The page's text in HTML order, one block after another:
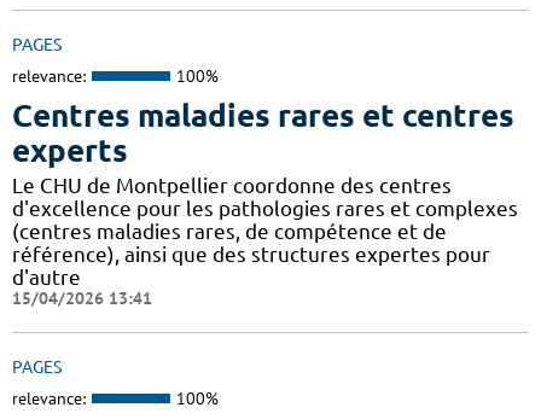
PAGES
relevance: 100%
Centres maladies rares et centres
experts
Le CHU de Montpellier coordonne des centres
d'excellence pour les pathologies rares et complexes
(centres maladies rares, de compétence et de
référence), ainsi que des structures expertes pour
d'autre
15/04/2026 13:41
PAGES
relevance: 100%